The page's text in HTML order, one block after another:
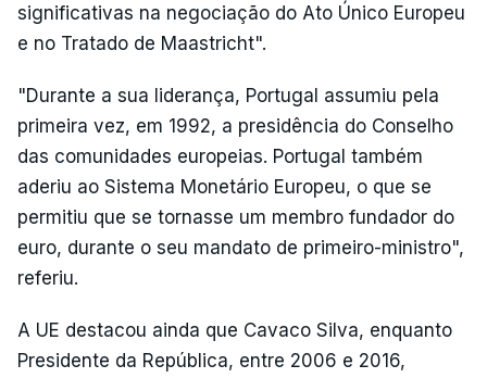
significativas na negociação do Ato Único Europeu
e no Tratado de Maastricht".
"Durante a sua liderança, Portugal assumiu pela
primeira vez, em 1992, a presidência do Conselho
das comunidades europeias. Portugal também
aderiu ao Sistema Monetário Europeu, o que se
permitiu que se tornasse um membro fundador do
euro, durante o seu mandato de primeiro-ministro",
referiu.
A UE destacou ainda que Cavaco Silva, enquanto
Presidente da República, entre 2006 e 2016,